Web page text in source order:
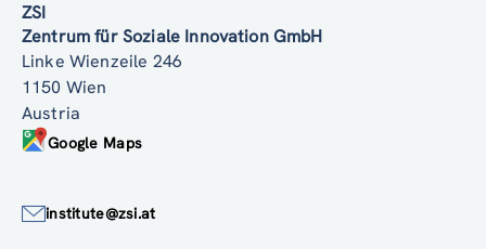
ZSI
Zentrum für Soziale Innovation GmbH
Linke Wienzeile 246
1150 Wien
Austria
Google Maps
institute@zsi.at